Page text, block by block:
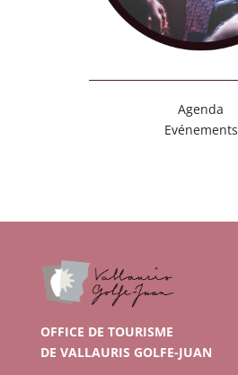
Agenda
Evénements
OFFICE DE TOURISME
DE VALLAURIS GOLFE-JUAN